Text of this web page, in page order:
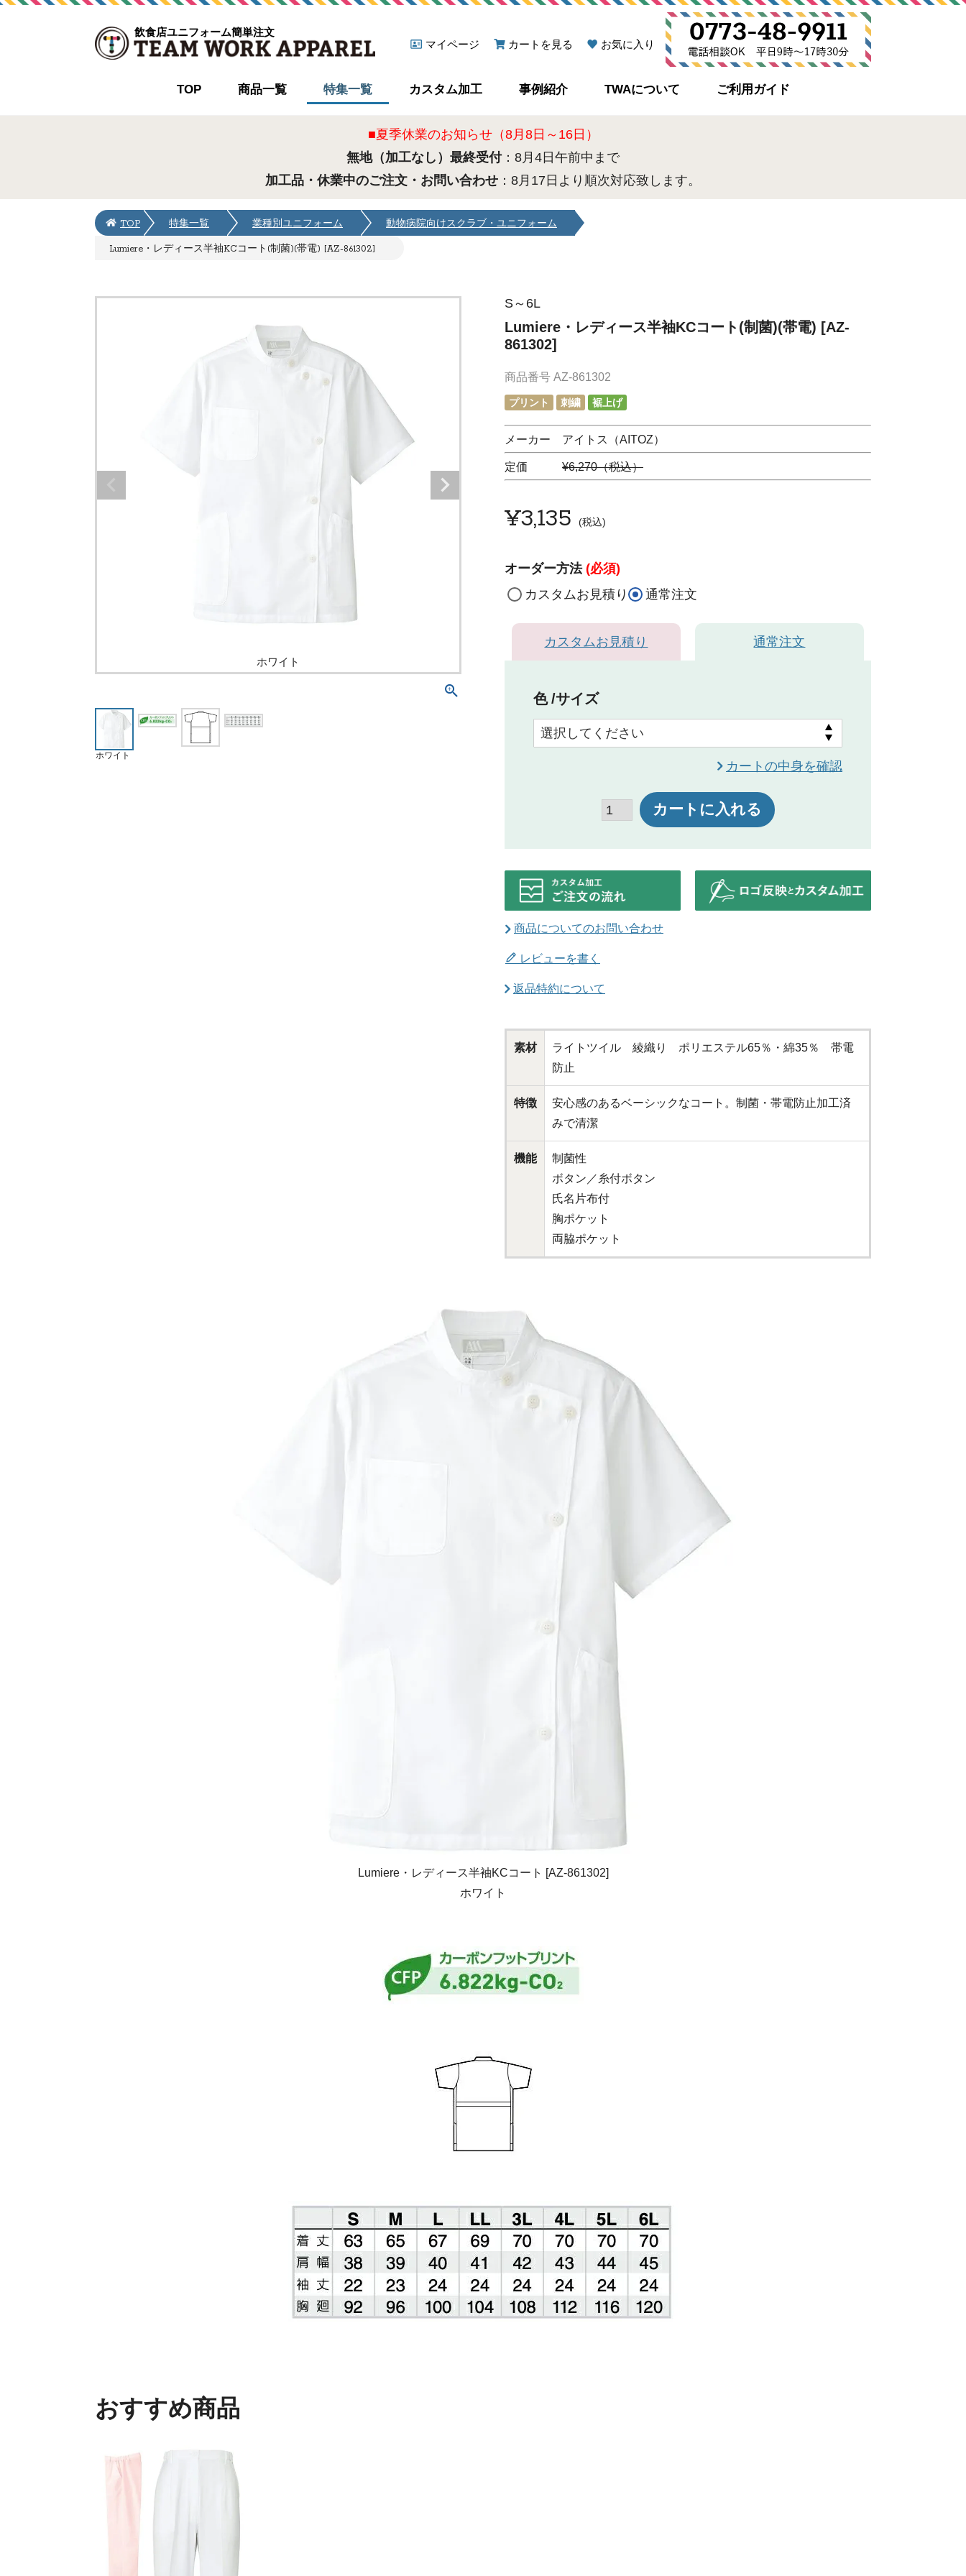
飲食店ユニフォーム簡単注文
マイページ
カートを見る お気に入り
TOP 商品一覧 特集一覧 カスタム加工 事例紹介 TWAについて ご利用ガイド
■夏季休業のお知らせ（8月8日～16日）
無地（加工なし）最終受付：8月4日午前中まで
加工品・休業中のご注文・お問い合わせ ：8月17日より順次対応致します。
TOP 特集一覧 業種別ユニフォーム 動物病院向けスクラブ・ユニフォーム
Lumiere・レディース半袖KCコート(制菌)(帯電) [AZ-861302]
S～6L
Lumiere・レディース半袖KCコート(制菌)(帯電) [AZ-
861302]
商品番号 AZ-861302
ホワイト
ホワイト
プリント 刺繍 裾上げ
メーカー アイトス（AITOZ）
定価 ¥6,270（税込）
¥3,135 税込
オーダー方法 (必須)
カスタムお見積り
通常注文
カスタムお見積り 通常注文
色 サイズ
カートの中身を確認
カートに入れる
商品についてのお問い合わせ
レビューを書く
返品特約について
素材
ライトツイル 綾織り ポリエステル65％・綿35％ 帯電
防止
特徴
安心感のあるベーシックなコート。制菌・帯電防止加工済
みで清潔
機能
制菌性
ボタン／糸付ボタン
氏名片布付
胸ポケット
両脇ポケット
Lumiere・レディース半袖KCコート [AZ-861302]
ホワイト
おすすめ商品